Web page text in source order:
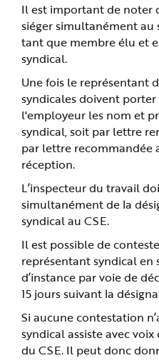
Il est important de noter
siéger simultanément au
tant que membre élu et
syndical.
Une fois le représentant
syndicales doivent porter
l'employeur les nom et
syndical, soit par lettre
par lettre recommandée
réception.
L’inspecteur du travail
simultanément de la
syndical au CSE.
Il est possible de
représentant syndical en
d’instance par voie de
15 jours suivant la
Si aucune contestation
syndical assiste avec
du CSE. Il peut donc